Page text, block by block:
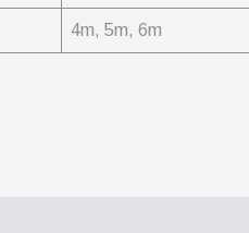
4m, 5m, 6m